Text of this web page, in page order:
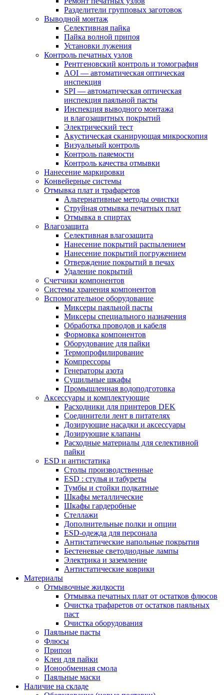
Разделители групповых заготовок
Выводной монтаж
Селективная пайка
Пайка волной припоя
Установки лужения
Контроль печатных узлов
Рентгеновский контроль и томография
AOI — автоматическая оптическая
инспекция
SPI — автоматическая оптическая
инспекция паяльной пасты
Инспекция выводного монтажа
и влагозащитных покрытий
Электрический тест
Акустическая сканирующая микроскопия
Визуальный контроль
Контроль паяемости
Контроль качества отмывки
Нанесение маркировки
Конвейерные системы
Отмывка плат и трафаретов
Альтернативные методы очистки
Струйная отмывка печатных плат
Отмывка в спиртах
Влагозащита
Селективная влагозащита
Нанесение покрытий распылением
Нанесение покрытий погружением
Отверждение покрытий в печах
Удаление покрытий
Счетчики компонентов
Системы хранения компонентов
Вспомогательное оборудование
Миксеры паяльной пасты
Миксеры специального назначения
Обработка проводов и кабеля
Формовка компонентов
Оборудование для пайки
Термопрофилирование
Компрессоры
Генераторы азота
Сушильные шкафы
Промышленная водоподготовка
Аксессуары и комплектующие
Расходники для принтеров DEK
Соединители лент в питателях
Дозирующие насадки и аксессуары
Дозирующие клапаны
Расходные материалы для селективной
пайки
ESD и антистатика
Столы производственные
ESD : cтулья и табуреты
Тумбы и стойки подкатные
Шкафы металлические
Шкафы гардеробные
Стеллажи
Дополнительные полки и опции
ESD-одежда для персонала
Антистатические напольные покрытия
Бестеневые светодиодные лампы
Электрика и заземление
Антистатические коврики
Материалы
Отмывочные жидкости
Отмывка печатных плат от остатков флюсов
Очистка трафаретов от остатков паяльных
паст
Очистка оборудования
Паяльные пасты
Флюсы
Припои
Клеи для пайки
Ионообменная смола
Паяльные маски
Наличие на складе